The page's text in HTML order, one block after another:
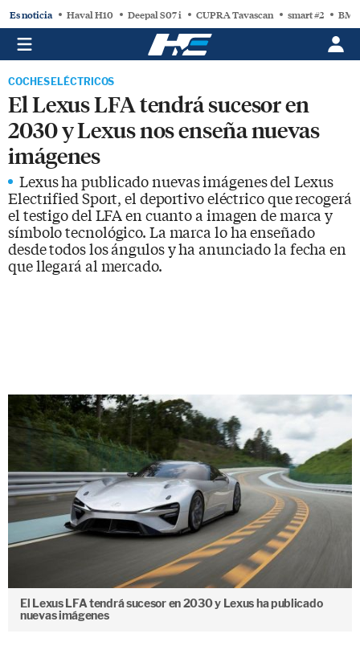
Es noticia Haval H10 Deepal S07 i CUPRA Tavascan smart #2
COCHES ELÉCTRICOS
El Lexus LFA tendrá sucesor en
2030 y Lexus nos enseña nuevas
imágenes
Lexus ha publicado nuevas imágenes del Lexus
Electrified Sport, el deportivo eléctrico que recogerá
el testigo del LFA en cuanto a imagen de marca y
símbolo tecnológico. La marca lo ha enseñado
desde todos los ángulos y ha anunciado la fecha en
que llegará al mercado.
El Lexus LFA tendrá sucesor en 2030 y Lexus ha publicado
nuevas imágenes